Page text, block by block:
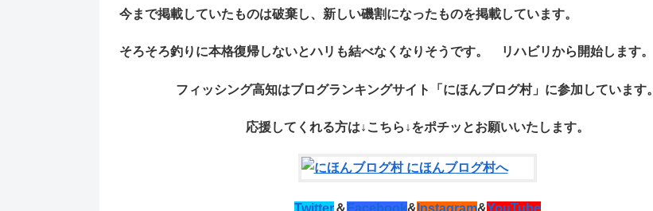
今まで掲載していたものは破棄し、新しい磯割になったものを掲載しています。
そろそろ釣りに本格復帰しないとハリも結べなくなりそうです。 リハビリから開始します。
フィッシング高知はブログランキングサイト「にほんブログ村」に参加しています。
応援してくれる方は↓こちら↓をポチッ とお願いいたします。